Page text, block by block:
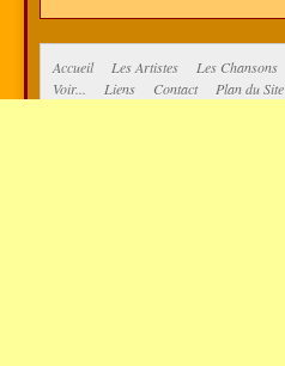
Accueil Les Artistes Les Chansons
Voir...
Liens Contact Plan du Site